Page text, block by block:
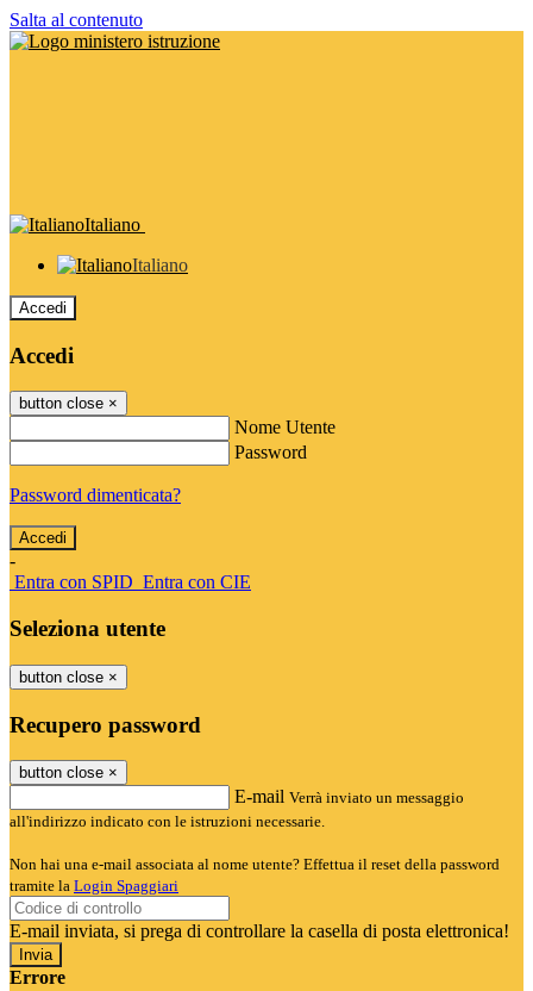
Salta al contenuto
Italiano
Italiano
Accedi
Accedi
button close ×
Nome Utente
Password
Password dimenticata?
-
Entra con SPID Entra con CIE
Seleziona utente
button close ×
Recupero password
button close ×
E-mail Verrà inviato un messaggio
all'indirizzo indicato con le istruzioni necessarie.
Non hai una e-mail associata al nome utente? Effettua il reset della password
tramite la Login Spaggiari
E-mail inviata, si prega di controllare la casella di posta elettronica!
Errore